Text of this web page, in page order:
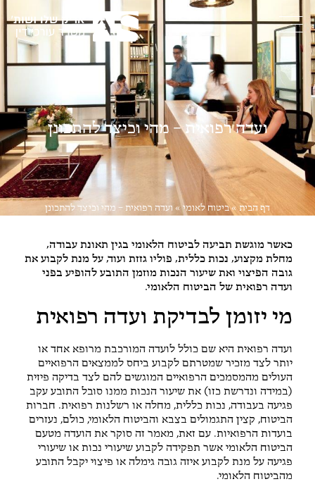
ועדה רפואית – מהי וכיצד להתכונן
דף הבית »ביטוח לאומי» ועדה רפואית – מהי וכיצד להתכונן
כאשר מוגשת תביעה לביטוח הלאומי בגין תאונת עבודה,
מחלת מקצוע, נכות כללית, פוליו גזזת ועוד, על מנת לקבוע את
גובה הפיצוי ואת שיעור הנכות מוזמן התובע להופיע בפני
ועדה רפואית של הביטוח הלאומי.
מי יזומן לבדיקת ועדה רפואית
ועדה רפואית היא שם כולל לועדה המורכבת מרופא אחד או
יותר לצד מזכיר שמטרתם לקבוע ביחס לממצאים הרפואיים
העולים מהמסמכים הרפואיים המוגשים להם לצד בדיקה פיזית
(במידה ונדרשת כזו) את שיעור הנכות ממנו סובל התובע עקב
פגיעה בעבודה, נכות כללית, מחלה או רשלנות רפואית. חברות
הביטוח, קצין התגמולים בצבא והביטוח הלאומי, כולם, נעזרים
בועדות הרפואיות. עם זאת, מאמר זה סוקר את הועדה מטעם
הביטוח הלאומי אשר תפקידה לקבוע שיעורי נכות או שיעורי
פגיעה על מנת לקבוע איזה גובה גימלה או פיצוי יקבל התובע
מהביטוח הלאומי.